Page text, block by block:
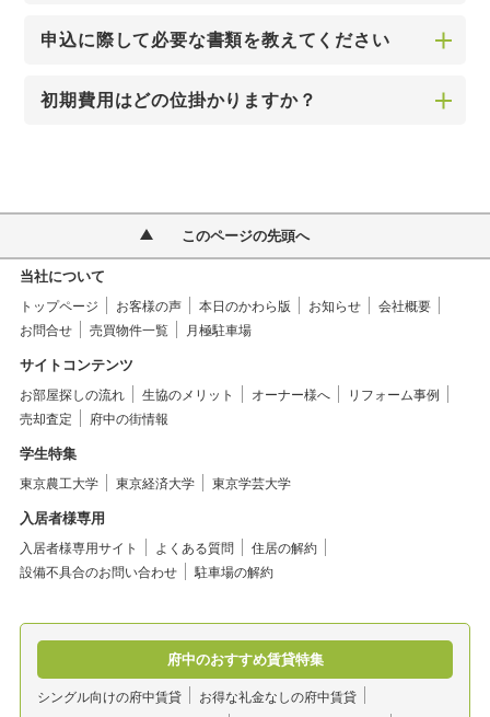
申込に際して必要な書類を教えてください
初期費用はどの位掛かりますか？
このページの先頭へ
当社について
トップページ お客様の声 本日のかわら版 お知らせ
会社概要
お問合せ
売買物件一覧 月極駐車場
サイトコンテンツ
お部屋探しの流れ 生協のメリット オーナー様へ
リフォーム事例
売却査定
府中の街情報
学生特集
東京農工大学 東京経済大学 東京学芸大学
入居者様専用
入居者様専用サイト よくある質問
住居の解約
設備不具合のお問い合わせ
駐車場の解約
府中のおすすめ賃貸特集
シングル向けの府中賃貸
お得な礼金なしの府中賃貸